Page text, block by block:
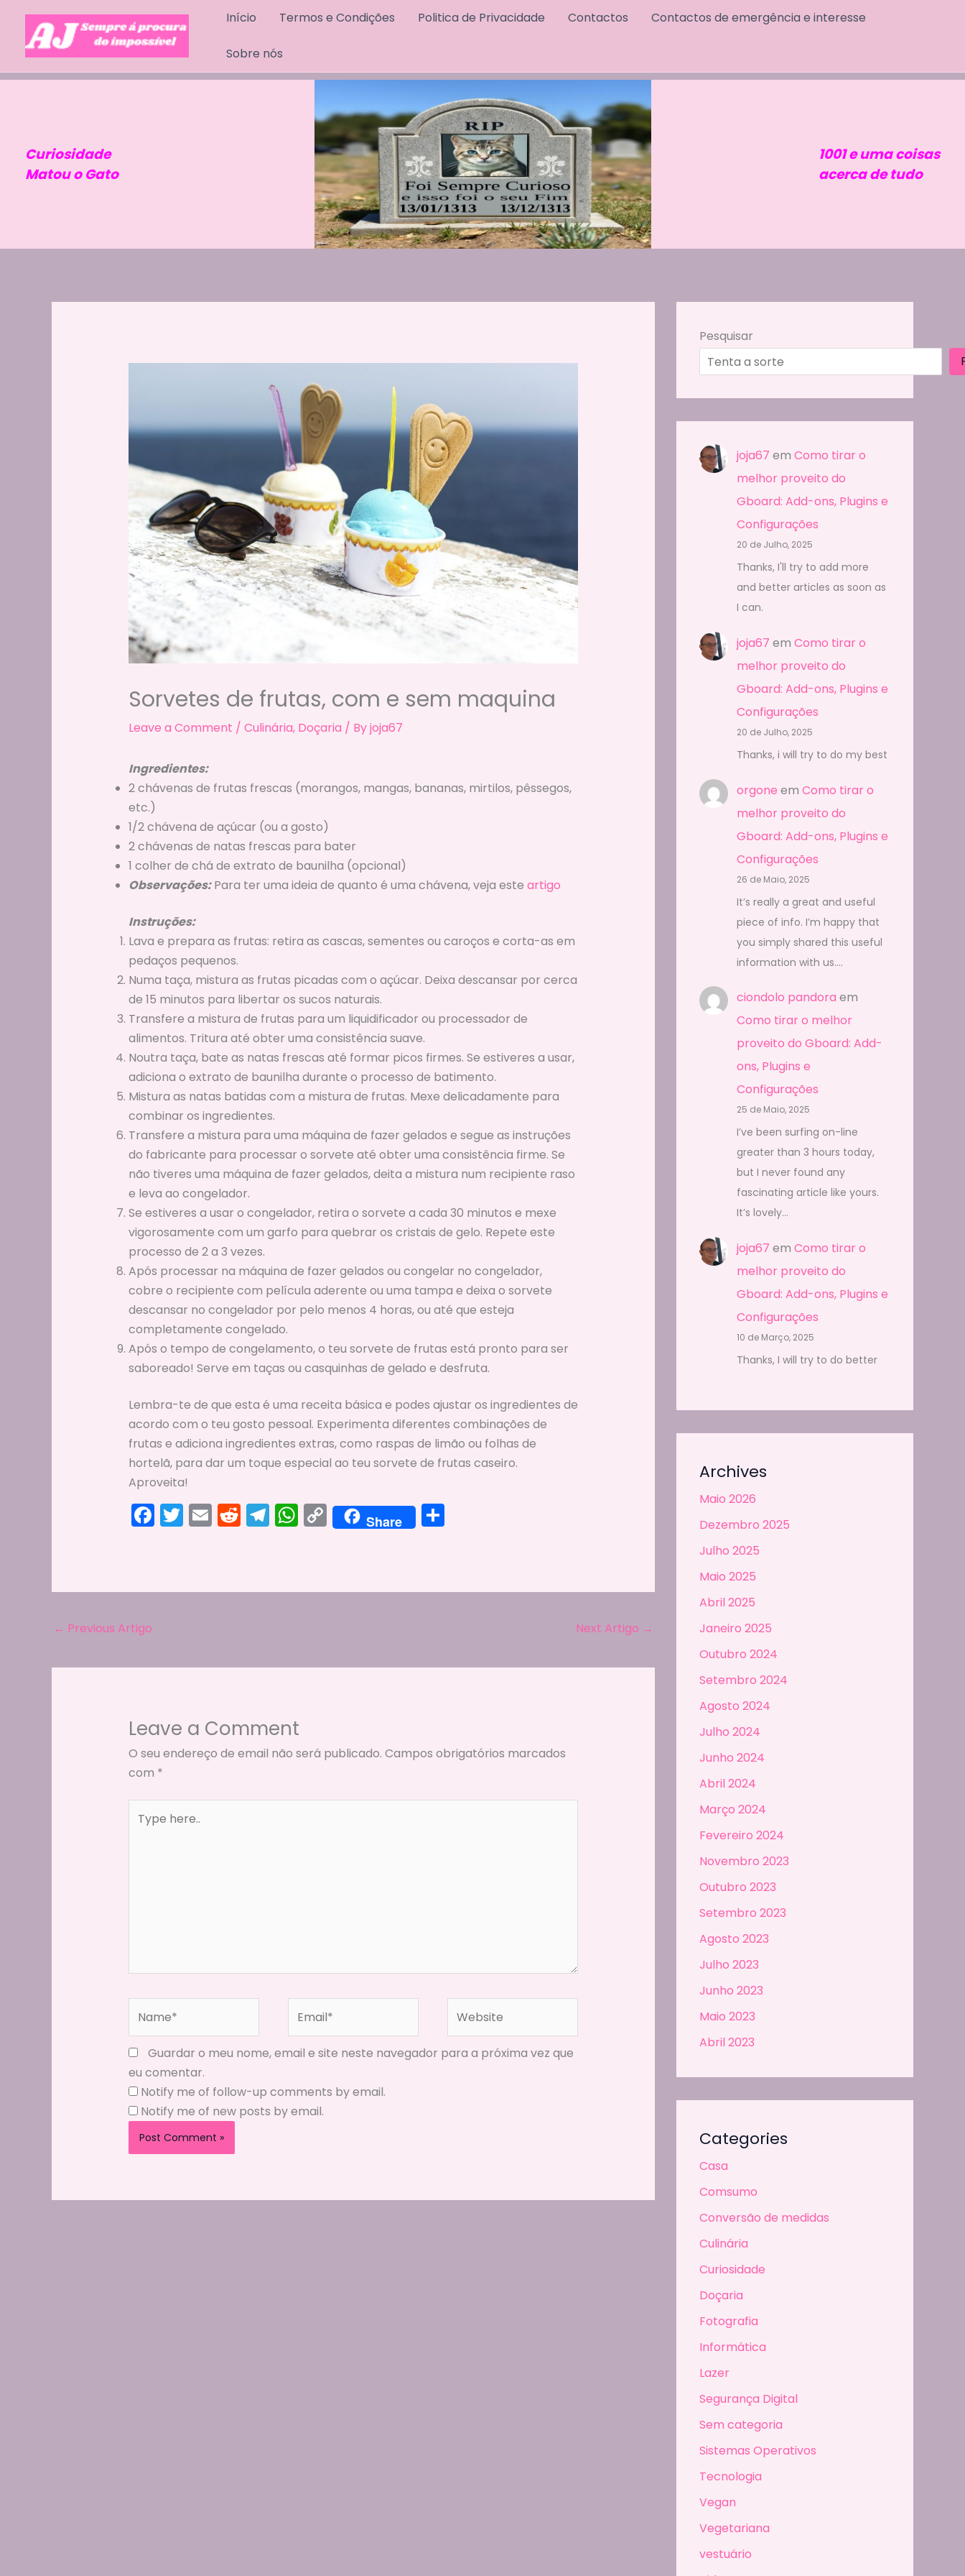
content
Início Termos e Condições Politica de Privacidade Contactos Contactos de emergência e interesse
Sobre nós
Curiosidade
Matou o Gato
1001 e uma coisas
acerca de tudo
Sorvetes de frutas, com e sem maquina
Leave a Comment / Culinária, Doçaria / Byjoja67
Ingredientes:
2 chávenas de frutas frescas (morangos, mangas, bananas, mirtilos, pêssegos,
etc.)
1/2 chávena de açúcar (ou a gosto)
2 chávenas de natas frescas para bater
1 colher de chá de extrato de baunilha (opcional)
Observações:Para ter uma ideia de quanto é uma chávena, veja este artigo
Instruções:
Lava e prepara as frutas: retira as cascas, sementes ou caroços e corta-as em
pedaços pequenos.
Numa taça, mistura as frutas picadas com o açúcar. Deixa descansar por cerca
de 15 minutos para libertar os sucos naturais.
Transfere a mistura de frutas para um liquidificador ou processador de
alimentos. Tritura até obter uma consistência suave.
Noutra taça, bate as natas frescas até formar picos firmes. Se estiveres a usar,
adiciona o extrato de baunilha durante o processo de batimento.
Mistura as natas batidas com a mistura de frutas. Mexe delicadamente para
combinar os ingredientes.
Transfere a mistura para uma máquina de fazer gelados e segue as instruções
do fabricante para processar o sorvete até obter uma consistência firme. Se
não tiveres uma máquina de fazer gelados, deita a mistura num recipiente raso
e leva ao congelador.
Se estiveres a usar o congelador, retira o sorvete a cada 30 minutos e mexe
vigorosamente com um garfo para quebrar os cristais de gelo. Repete este
processo de 2 a 3 vezes.
Após processar na máquina de fazer gelados ou congelar no congelador,
cobre o recipiente com película aderente ou uma tampa e deixa o sorvete
descansar no congelador por pelo menos 4 horas, ou até que esteja
completamente congelado.
Após o tempo de congelamento, o teu sorvete de frutas está pronto para ser
saboreado! Serve em taças ou casquinhas de gelado e desfruta.
Lembra-te de que esta é uma receita básica e podes ajustar os ingredientes de
acordo com o teu gosto pessoal. Experimenta diferentes combinações de
frutas e adiciona ingredientes extras, como raspas de limão ou folhas de
hortelã, para dar um toque especial ao teu sorvete de frutas caseiro.
Aproveita!
F
e
k
T
er
E
l
R
di
T
gr
W
ts
C
o
y
Share S
e
← Previous Artigo Next Artigo →
Leave a Comment
O seu endereço de email não será publicado. Campos obrigatórios marcados
com *
here..
Guardar o meu nome, email e site neste navegador para a próxima vez que
eu comentar.
Notify me of follow-up comments by email.
Notify me of new posts by email.
Pesquisar
joja67 em Como tirar o
melhor proveito do
Gboard: Add-ons, Plugins e
Configurações
20 de Julho, 2025
Thanks, I'll try to add more
and better articles as soon as
I can.
joja67 em Como tirar o
melhor proveito do
Gboard: Add-ons, Plugins e
Configurações
20 de Julho, 2025
Thanks, i will try to do my best
orgone em Como tirar o
melhor proveito do
Gboard: Add-ons, Plugins e
Configurações
26 de Maio, 2025
It’s really a great and useful
piece of info. I’m happy that
you simply shared this useful
information with us.…
ciondolo pandora em
Como tirar o melhor
proveito do Gboard: Add-
ons, Plugins e
Configurações
25 de Maio, 2025
I’ve been surfing on-line
greater than 3 hours today,
but I never found any
fascinating article like yours.
It’s lovely…
joja67 em Como tirar o
melhor proveito do
Gboard: Add-ons, Plugins e
Configurações
10 de Março, 2025
Thanks, I will try to do better
Archives
Maio 2026
Dezembro 2025
Julho 2025
Maio 2025
Abril 2025
Janeiro 2025
Outubro 2024
Setembro 2024
Agosto 2024
Julho 2024
Junho 2024
Abril 2024
Março 2024
Fevereiro 2024
Novembro 2023
Outubro 2023
Setembro 2023
Agosto 2023
Julho 2023
Junho 2023
Maio 2023
Abril 2023
Categories
Casa
Comsumo
Conversão de medidas
Culinária
Curiosidade
Doçaria
Fotografia
Informática
Lazer
Segurança Digital
Sem categoria
Sistemas Operativos
Tecnologia
Vegan
Vegetariana
vestuário